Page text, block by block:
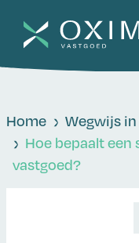
Home
Wegwijs
Hoe bepaalt
vastgoed?